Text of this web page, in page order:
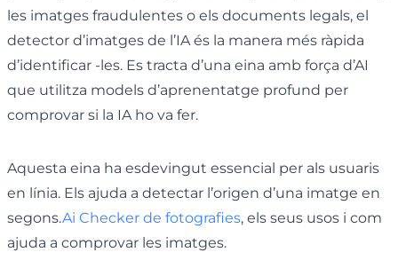
les imatges fraudulentes o els documents legals, el
detector d’imatges de l’IA és la manera més ràpida
d’identificar -les. Es tracta d’una eina amb força d’AI
que utilitza models d’aprenentatge profund per
comprovar si la IA ho va fer.
Aquesta eina ha esdevingut essencial per als usuaris
en línia. Els ajuda a detectar l’origen d’una imatge en
segons.Ai Checker de fotografies, els seus usos i com
ajuda a comprovar les imatges.